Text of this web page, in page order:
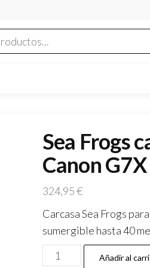
Sea Frogs
Canon
324,95€
Carcasa Sea Frogs
sumergible hasta 40
Sea
Añadir al